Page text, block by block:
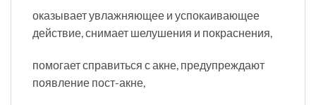
оказывает увлажняющее и успокаивающее
действие, снимает шелушения и покраснения,
помогает справиться с акне, предупреждают
появление пост-акне,